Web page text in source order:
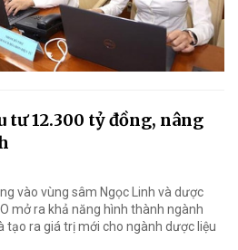
tư 12.300 tỷ đồng, nâng
vào vùng sâm Ngọc Linh và dược
mở ra khả năng hình thành ngành
tạo ra giá trị mới cho ngành dược liệu